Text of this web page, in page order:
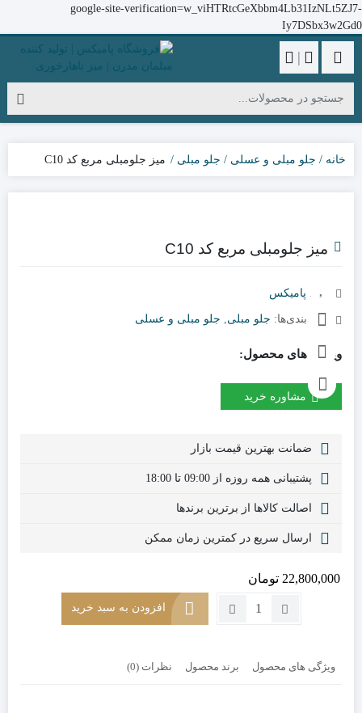
google-site-verification=w_viHTRtcGeXbbm4Lb31IzNLt5ZJ7-
Iy7DSbx3w2Gd0
|
خانه جلو مبلی و عسلی جلو مبلی میز جلومبلی مربع کد C10
میز جلومبلی مربع کد C10
برند: پامیکس
دسته‌بندی‌ها: جلو مبلی, جلو مبلی و عسلی
ویژگی های محصول:
مشاوره خرید
ضمانت بهترین قیمت بازار
پشتیبانی همه روزه از 09:00 تا 18:00
اصالت کالاها از برترین برندها
ارسال سریع در کمترین زمان ممکن
22,800,000 تومان
تعداد:
کد
افزودن به سبد خرید
ویژگی های محصول برند محصول نظرات (0)